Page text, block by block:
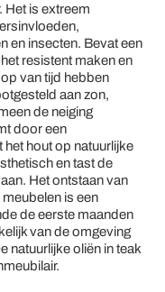
Het is extreem
en insecten. Bevat een
resistent maken en
van tijd hebben
aan zon,
de neiging
door een
hout op natuurlijke
en tast de
Het ontstaan van
is een
de eerste maanden
van de omgeving
natuurlijke oliën in teak